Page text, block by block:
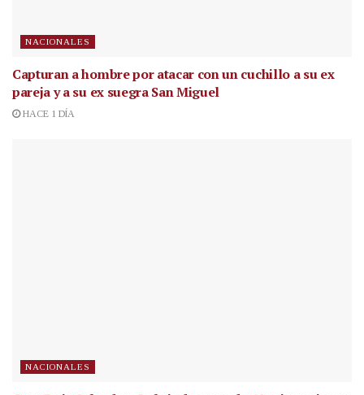
NACIONALES
Capturan a hombre por atacar con un cuchillo a su ex
pareja y a su ex suegra San Miguel
HACE 1 DÍA
NACIONALES